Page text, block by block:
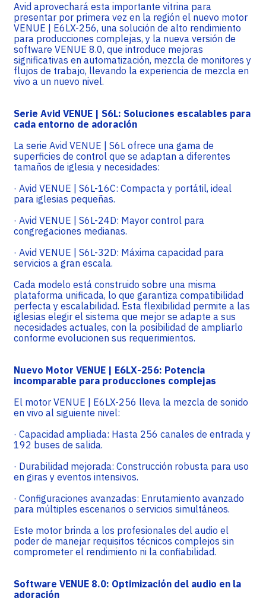
Avid aprovechará esta importante vitrina para
presentar por primera vez en la región el nuevo motor
VENUE | E6LX-256, una solución de alto rendimiento
para producciones complejas, y la nueva versión de
software VENUE 8.0, que introduce mejoras
significativas en automatización, mezcla de monitores y
flujos de trabajo, llevando la experiencia de mezcla en
vivo a un nuevo nivel.
Serie Avid VENUE | S6L: Soluciones escalables para
cada entorno de adoración
La serie Avid VENUE | S6L ofrece una gama de
superficies de control que se adaptan a diferentes
tamaños de iglesia y necesidades:
· Avid VENUE | S6L-16C: Compacta y portátil, ideal
para iglesias pequeñas.
· Avid VENUE | S6L-24D: Mayor control para
congregaciones medianas.
· Avid VENUE | S6L-32D: Máxima capacidad para
servicios a gran escala.
Cada modelo está construido sobre una misma
plataforma unificada, lo que garantiza compatibilidad
perfecta y escalabilidad. Esta flexibilidad permite a las
iglesias elegir el sistema que mejor se adapte a sus
necesidades actuales, con la posibilidad de ampliarlo
conforme evolucionen sus requerimientos.
Nuevo Motor VENUE | E6LX-256: Potencia
incomparable para producciones complejas
El motor VENUE | E6LX-256 lleva la mezcla de sonido
en vivo al siguiente nivel:
· Capacidad ampliada: Hasta 256 canales de entrada y
192 buses de salida.
· Durabilidad mejorada: Construcción robusta para uso
en giras y eventos intensivos.
· Configuraciones avanzadas: Enrutamiento avanzado
para múltiples escenarios o servicios simultáneos.
Este motor brinda a los profesionales del audio el
poder de manejar requisitos técnicos complejos sin
comprometer el rendimiento ni la confiabilidad.
Software VENUE 8.0: Optimización del audio en la
adoración